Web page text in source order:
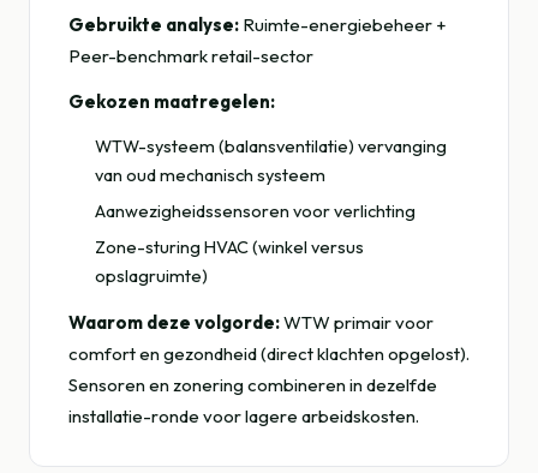
Gebruikte analyse: Ruimte-energiebeheer +
Peer-benchmark retail-sector
Gekozen maatregelen:
WTW-systeem (balansventilatie) vervanging
van oud mechanisch systeem
Aanwezigheidssensoren voor verlichting
Zone-sturing HVAC (winkel versus
opslagruimte)
Waarom deze volgorde:WTW primair voor
comfort en gezondheid (direct klachten opgelost).
Sensoren en zonering combineren in dezelfde
installatie-ronde voor lagere arbeidskosten.